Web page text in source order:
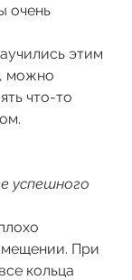
очень
этим
можно
что-то
успешного
При
кольца